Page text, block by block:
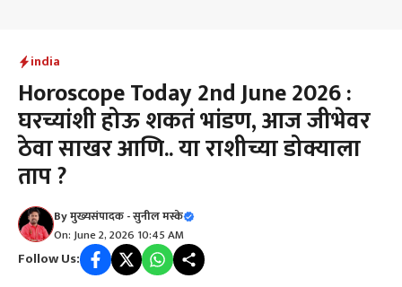
india
Horoscope Today 2nd June 2026 :
घरच्यांशी होऊ शकतं भांडण, आज जीभेवर
ठेवा साखर आणि.. या राशीच्या डोक्याला
ताप ?
Byमुख्यसंपादक - सुनील मस्के
On: June 2, 2026 10:45 AM
Follow Us: